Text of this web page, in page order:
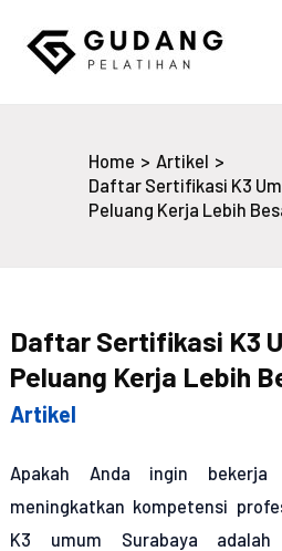
content
Home
Artikel
Daftar Sertifikasi K3
Peluang Kerja Lebih
Daftar Sertifikasi K3
Peluang Kerja Lebih
Artikel
Apakah Anda ingin
meningkatkan kompetensi
K3 umum Surabaya